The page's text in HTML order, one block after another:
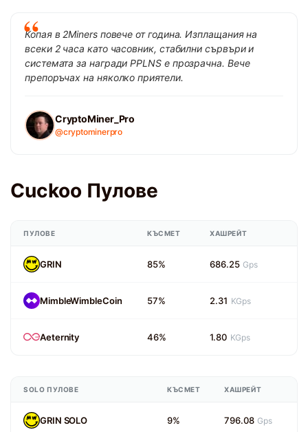
Копая в 2Miners повече от година. Изплащания на
всеки 2 часа като часовник, стабилни сървъри и
системата за награди PPLNS е прозрачна. Вече
препоръчах на няколко приятели.
CryptoMiner_Pro
@cryptominerpro
Cuckoo Пулове
ПУЛОВЕ КЪСМЕТ ХАШРЕЙТ
GRIN 85% 686.25 Gps
MimbleWimbleCoin 57% 2.31 KGps
Aeternity 46% 1.80 KGps
SOLO ПУЛОВЕ КЪСМЕТ ХАШРЕЙТ
GRIN SOLO 9% 796.08 Gps